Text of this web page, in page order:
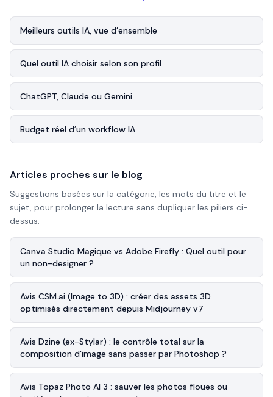
Meilleurs outils IA, vue d’ensemble
Quel outil IA choisir selon son profil
ChatGPT, Claude ou Gemini
Budget réel d’un workflow IA
Articles proches sur le blog
Suggestions basées sur la catégorie, les mots du titre et le
sujet, pour prolonger la lecture sans dupliquer les piliers ci-
dessus.
Canva Studio Magique vs Adobe Firefly : Quel outil pour
un non-designer ?
Avis CSM.ai (Image to 3D) : créer des assets 3D
optimisés directement depuis Midjourney v7
Avis Dzine (ex-Stylar) : le contrôle total sur la
composition d'image sans passer par Photoshop ?
Avis Topaz Photo AI 3 : sauver les photos floues ou